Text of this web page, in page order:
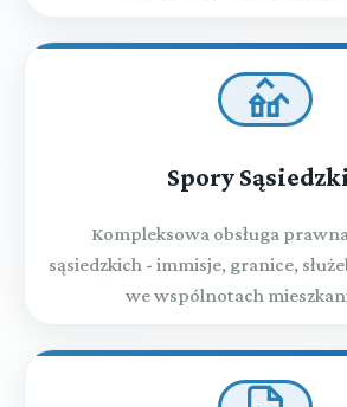
Spory
Kompleksowa obsługa
sąsiedzkich - immisje, granice,
we wspólnotach